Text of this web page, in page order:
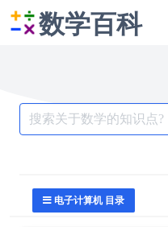
数学百科
Search
for:
电子计算机 目录